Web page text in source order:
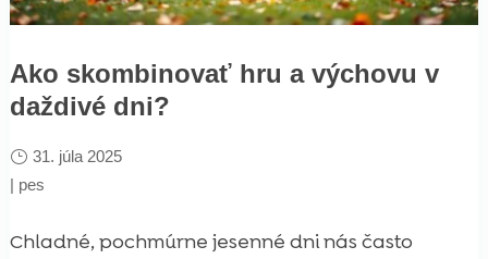
Ako skombinovať hru a výchovu v
daždivé dni?
31. júla 2025
| pes
Chladné, pochmúrne jesenné dni nás často